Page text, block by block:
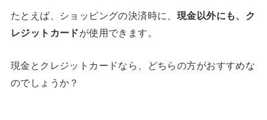
たとえば、ショッピングの決済時に、 現金以外にも、ク
レジットカードが使用できます。
現金とクレジットカードなら、どちらの方がおすすめな
のでしょうか？